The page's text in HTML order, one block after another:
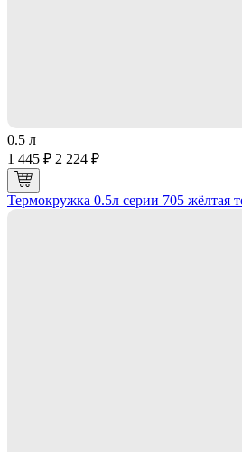
0.5 л
1 445 ₽ 2 224 ₽
Термокружка 0.5л серии 705 жёлтая